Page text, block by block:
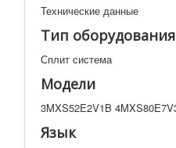
Технические данные
Тип оборудования
Сплит система
Модели
3MXS52E2V1B
Язык